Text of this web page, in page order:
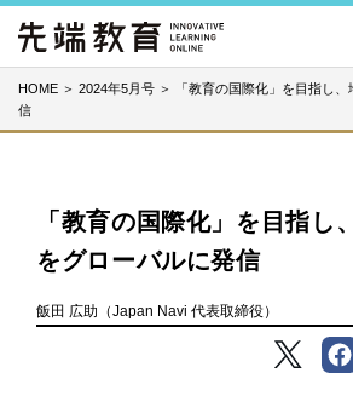
HOME ＞ 2024年5月号 ＞
「教育の国際化」を目指し
信
「教育の国際化」を目指し
をグローバルに発信
飯田 広助（Japan Navi 代表取締役）